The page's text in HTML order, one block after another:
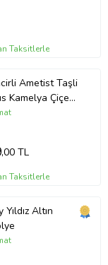
Taksitlerle
Ametist Taşli
Kamelya Çiçeği
,00 TL
Taksitlerle
Altın